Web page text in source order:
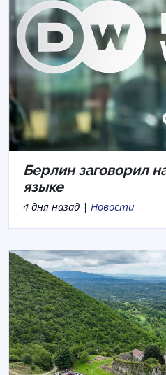
Берлин заговорил
языке
4 дня назад | Новости